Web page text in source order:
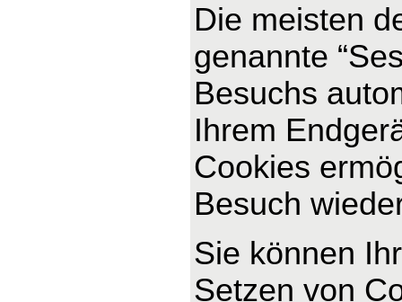
Die meisten
genannte
Besuchs
Ihrem
Cookies
Besuch
Sie können
Setzen von